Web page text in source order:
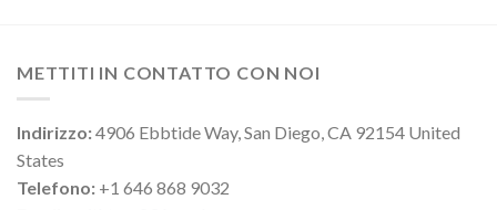
METTITI IN CONTATTO CON NOI
Indirizzo:4906 Ebbtide Way, San Diego, CA 92154 United
States
Telefono: +1 646 868 9032